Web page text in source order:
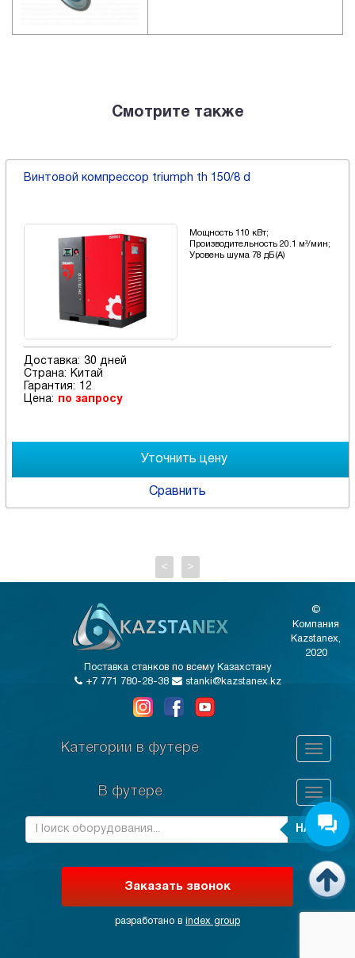
Смотрите также
Винтовой компрессор triumph th 150/8 d
Мощность 110 кВт;
Производительность 20.1 м³/мин;
Уровень шума 78 дБ(А)
Доставка: 30 дней
Страна:
Китай
Гарантия: 12
Цена: по запросу
Сравнить
< >
©
Компания
Kazstanex,
2020
Поставка станков по всему Казахстану
+7 771 780-28-38
stanki@kazstanex.kz
Категории в футере
В футере
НАЙТИ
Заказать звонок
разработано в index group